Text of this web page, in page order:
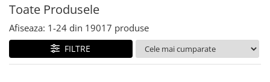
Stilouri școlare
Rollere și finelinere
Markere și textmarkere
Creioane grafice
Toate Produsele
Afiseaza: 1-24 din 19017 produse
FILTRE